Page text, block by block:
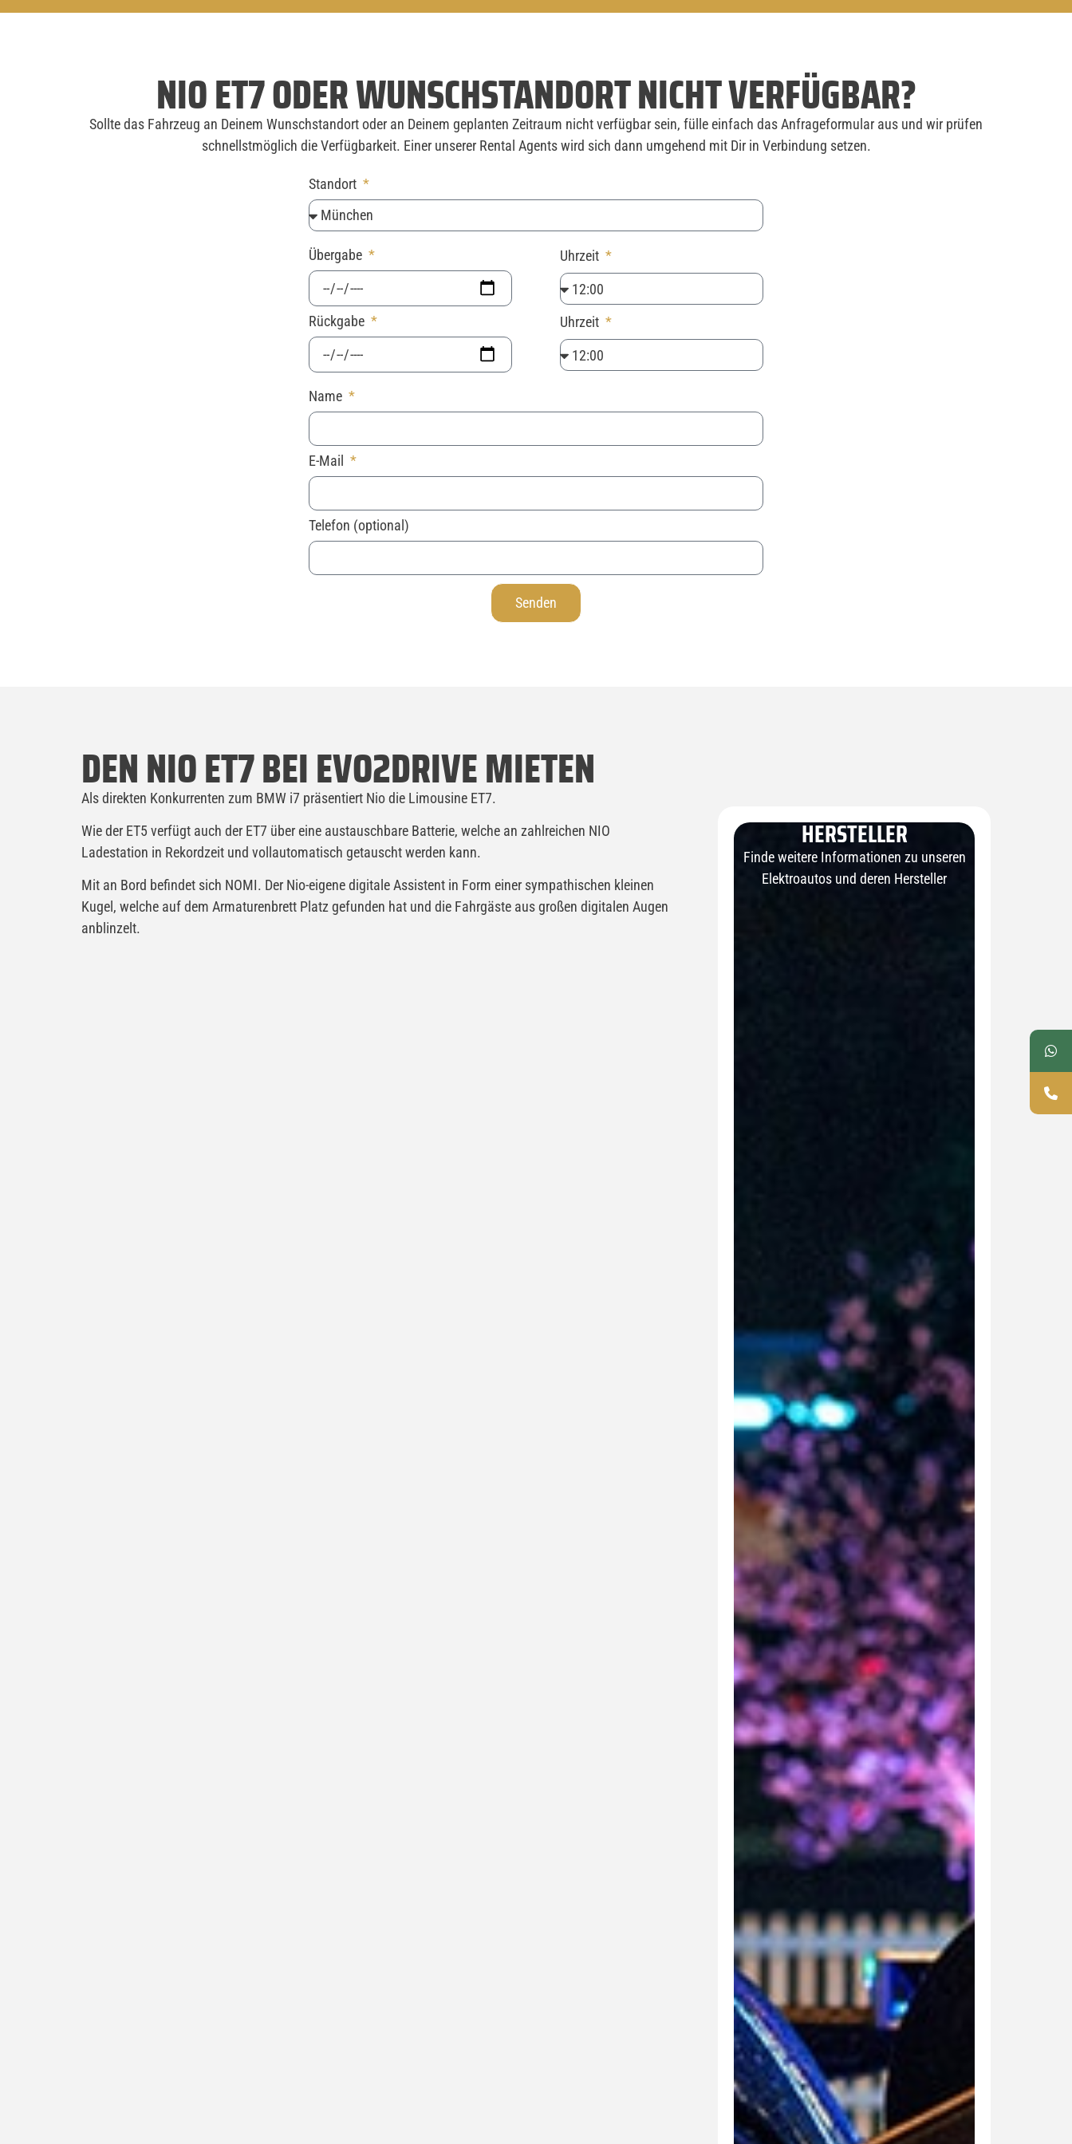
NIO ET7 ODER WUNSCHSTANDORT NICHT VERFÜGBAR?
Sollte das Fahrzeug an Deinem Wunschstandort oder an Deinem geplanten Zeitraum nicht verfügbar sein, fülle einfach das Anfrageformular aus und wir prüfen
schnellstmöglich die Verfügbarkeit. Einer unserer Rental Agents wird sich dann umgehend mit Dir in Verbindung setzen.
Standort
Übergabe Uhrzeit
Rückgabe Uhrzeit
Name
E-Mail
Telefon (optional)
Senden
DEN NIO ET7 BEI EVO2DRIVE MIETEN
Als direkten Konkurrenten zum BMW i7 präsentiert Nio die Limousine ET7.
Wie der ET5 verfügt auch der ET7 über eine austauschbare Batterie, welche an zahlreichen NIO
Ladestation in Rekordzeit und vollautomatisch getauscht werden kann.
Mit an Bord befindet sich NOMI. Der Nio-eigene digitale Assistent in Form einer sympathischen kleinen
Kugel, welche auf dem Armaturenbrett Platz gefunden hat und die Fahrgäste aus großen digitalen Augen
anblinzelt.
HERSTELLER
Finde weitere Informationen zu unseren
Elektroautos und deren Hersteller